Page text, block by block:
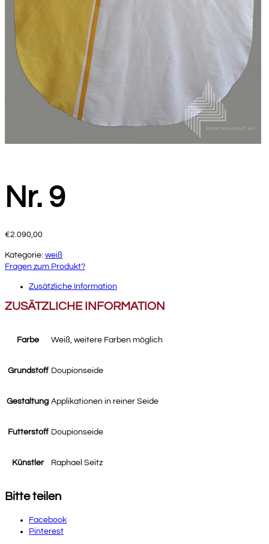
Nr. 9
€2.090,00
Kategorie: weiß
Fragen zum Produkt?
Zusätzliche Information
ZUSÄTZLICHE INFORMATION
Farbe Weiß, weitere Farben möglich
Grundstoff Doupionseide
Gestaltung Applikationen in reiner Seide
Futterstoff Doupionseide
Künstler Raphael Seitz
Bitte teilen
Facebook
Pinterest